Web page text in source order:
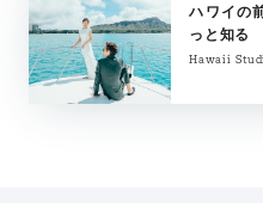
ハワイの
っと知る
Hawaii